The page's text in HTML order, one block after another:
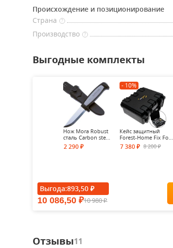
Происхождение и позиционирование
Страна
?
Производство
?
Выгодные комплекты
Нож Mora Robust
сталь Carbon ste...
2 290 ₽
- 10%
Кейс защитный
Forest-Home Fix Fo...
7 380₽ 8 200₽
Выгода:893,50 ₽
10 086,50 ₽10 980₽
Отзывы11